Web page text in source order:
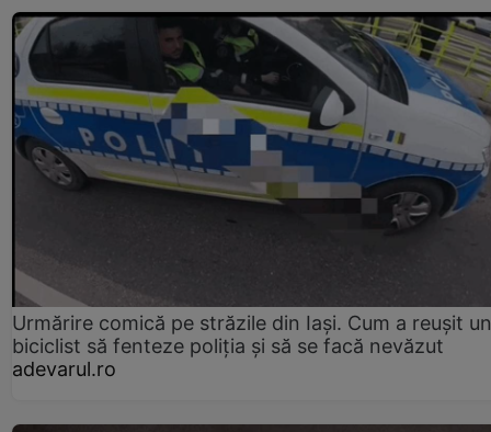
Urmărire comică pe străzile din Iași. Cum a reușit un
biciclist să fenteze poliția și să se facă nevăzut
adevarul.ro